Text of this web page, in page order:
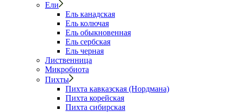
Ели
Ель канадская
Ель колючая
Ель обыкновенная
Ель сербская
Ель черная
Лиственница
Микробиота
Пихты
Пихта кавказская (Нордмана)
Пихта корейская
Пихта сибирская